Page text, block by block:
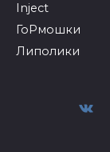
Inject
ГоРмошки
Липолики